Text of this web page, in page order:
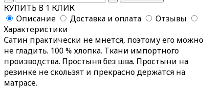
КУПИТЬ В 1 КЛИК
Описание
Доставка и оплата
Отзывы
Характеристики
Сатин практически не мнется, поэтому его можно
не гладить. 100 % хлопка. Ткани импортного
производства. Простыня без шва. Простыни на
резинке не скользят и прекрасно держатся на
матрасе.